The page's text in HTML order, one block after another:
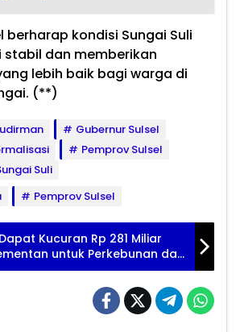
berharap kondisi Sungai Suli
dan memberikan
lebih baik bagi warga di
(**)
Gubernur Sulsel
Pemprov Sulsel
Suli
Pemprov Sulsel
Kucuran Rp 281 Miliar
untuk Perkebunan dan